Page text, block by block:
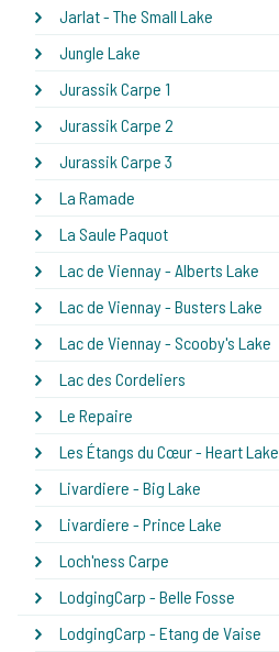
Jarlat - The Small Lake
Jungle Lake
Jurassik Carpe 1
Jurassik Carpe 2
Jurassik Carpe 3
La Ramade
La Saule Paquot
Lac de Viennay - Alberts Lake
Lac de Viennay - Busters Lake
Lac de Viennay - Scooby's Lake
Lac des Cordeliers
Le Repaire
Les Étangs du Cœur - Heart Lake
Livardiere - Big Lake
Livardiere - Prince Lake
Loch'ness Carpe
LodgingCarp - Belle Fosse
LodgingCarp - Etang de Vaise